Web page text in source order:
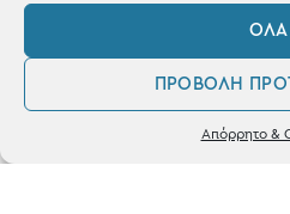
ΌΛΑ
ΠΡΟΒΟΛΉ
Απόρρητο &
Σταθά 17,
2421
Δευ / Τετ / Σαβ: